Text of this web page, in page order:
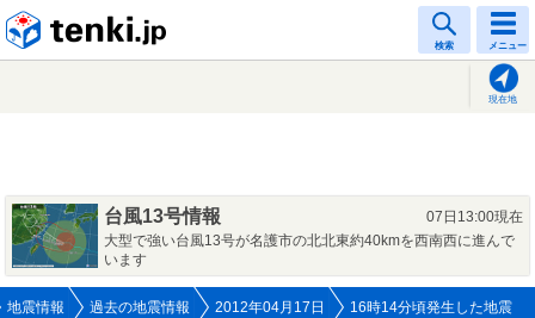
検索 メニュー
現在地
台風13号情報
07日13:00現在
大型で強い台風13号が名護市の北北東約40kmを西南西に進んで
います
地震情報 過去の地震情報 2012年04月17日 16時14分頃発生した地震